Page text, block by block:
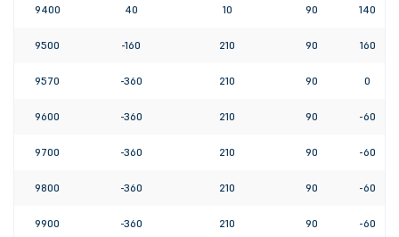
9400 40 10 90 140
9500 -160 210 90 160
9570 -360 210 90 0
9600 -360 210 90 -60
9700 -360 210 90 -60
9800 -360 210 90 -60
9900 -360 210 90 -60